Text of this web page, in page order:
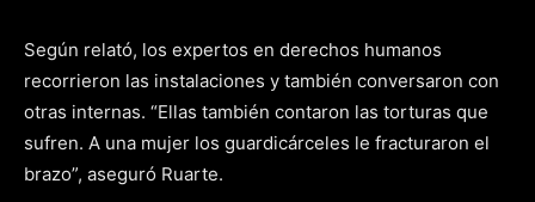
Según relató, los expertos en derechos humanos
recorrieron las instalaciones y también conversaron con
otras internas. “Ellas también contaron las torturas que
sufren. A una mujer los guardicárceles le fracturaron el
brazo”, aseguró Ruarte.